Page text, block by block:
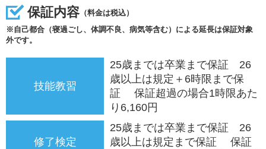
保証内容 （料金は税込）
※自己都合（寝過ごし、体調不良、病気等含む）による延長は保証対象
外です。
技能教習
25歳までは卒業まで保証 26
歳以上は規定＋6時限まで保
証 保証超過の場合1時限あた
り6,160円
修了検定
25歳までは卒業まで保証 26
歳以上は規定まで保証 保証